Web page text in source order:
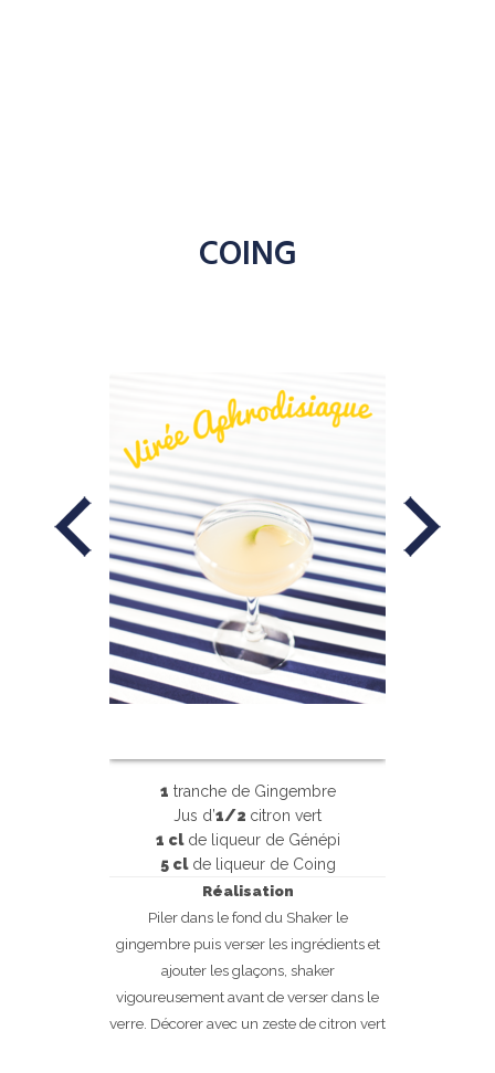
COING
1 tranche de Gingembre
Jus d’1/2 citron vert
1 clde liqueur de Génépi
5 clde liqueur de Coing
Réalisation
Piler dans le fond du Shaker le
gingembre puis verser les ingrédients et
ajouter les glaçons, shaker
vigoureusement avant de verser dans le
verre. Décorer avec un zeste de citron vert